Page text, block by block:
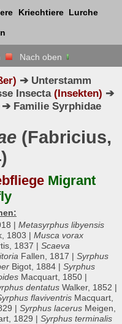
Kriechtiere Lurche
Nach oben
➔ Unterstamm
Insecta(Insekten) ➔
➔ Familie Syrphidae
(Fabricius,
Migrant
| Metasyrphus libyensis
1803 | Musca vorax
1837 | Scaeva
Fallen, 1817 | Syrphus
Bigot, 1884 | Syrphus
Macquart, 1850 |
dentatus Walker, 1852 |
flaviventris Macquart,
| Syrphus lacerus Meigen,
1829 | Syrphus terminalis